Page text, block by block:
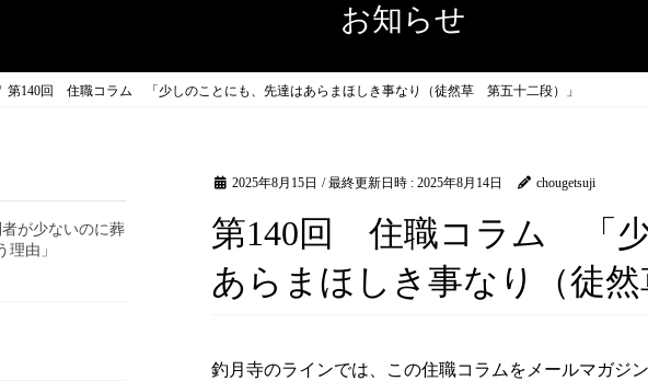
お知らせ
第140回 住職コラム 「少しのことにも、先達はあらまほしき事なり（徒然草 第五十二段）」
2025年8月15日 / 最終更新日時 : 2025年8月14日 chougetsuji
第140回 住職コラム 「
あらまほしき事なり（徒
釣月寺のラインでは、この住職コラムをメールマガジ
が少ないのに葬
由」